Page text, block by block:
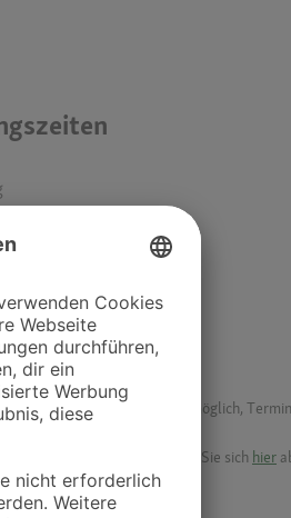
Dr. Fressnapf ist es nicht möglich,
oder Klinik.
ändern möchten, können Sie sich hier